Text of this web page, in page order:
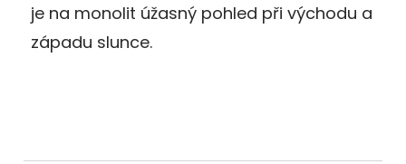
je na monolit úžasný pohled při východu a
západu slunce.